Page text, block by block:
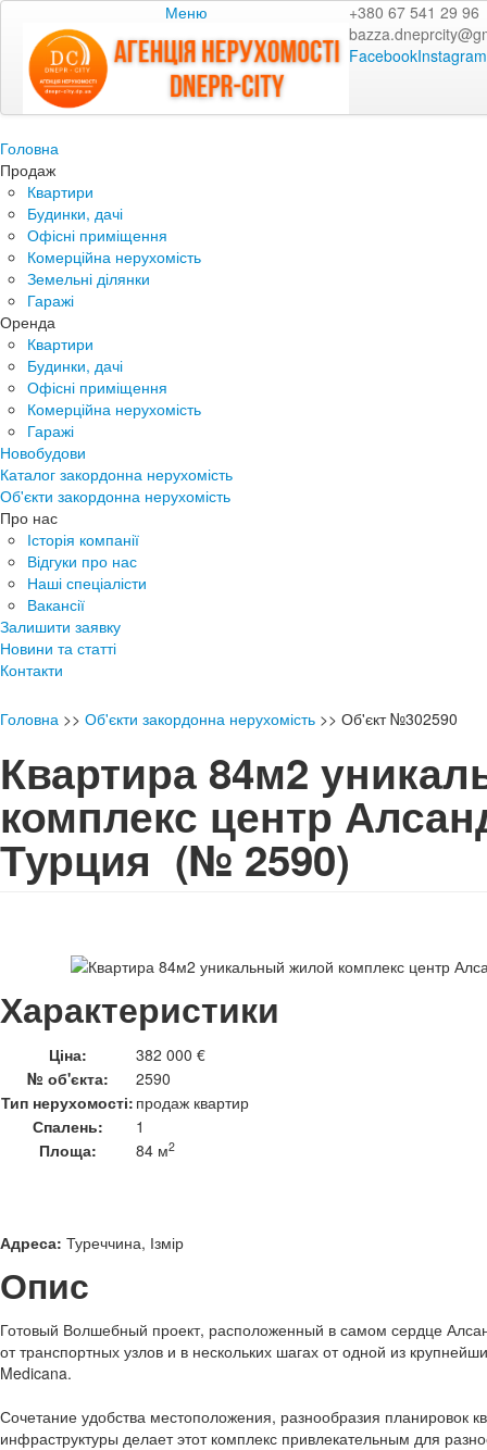
Меню
+380 67 541 29 96
FacebookInstagram
Головна
Продаж
Квартири
Будинки, дачі
Офісні приміщення
Комерційна нерухомість
Земельні ділянки
Гаражі
Оренда
Квартири
Будинки, дачі
Офісні приміщення
Комерційна нерухомість
Гаражі
Новобудови
Каталог закордонна нерухомість
Об'єкти закордонна нерухомість
Про нас
Історія компанії
Відгуки про нас
Наші спеціалісти
Вакансії
Залишити заявку
Новини та статті
Контакти
Головна >> Об'єкти закордонна нерухомість >> Об'єкт №302590
Квартира 84м2
комплекс центр
Турция (№ 2590)
Характеристики
Ціна:
382 000 €
№ об'єкта:
2590
Тип нерухомості: продаж квартир
Спалень:
1
Площа:
84 м2
Адреса: Туреччина, Ізмір
Опис
Готовый Волшебный проект, расположенный в самом сердце
от транспортных узлов и в нескольких шагах от одной из
Medicana.
Сочетание удобства местоположения, разнообразия планировок
инфраструктуры делает этот комплекс привлекательным для